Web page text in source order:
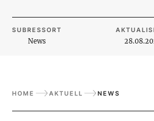
SUBRESSORT
News
HOME AKTUELL NEWS